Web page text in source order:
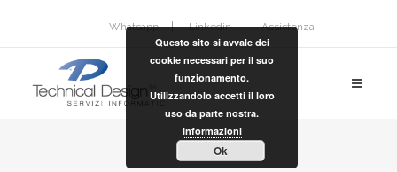
Whatsapp Linkedin Assistenza
Questo sito si avvale dei
cookie necessari per il suo
funzionamento.
Utilizzandolo accetti il loro
uso da parte nostra.
Informazioni
Ok